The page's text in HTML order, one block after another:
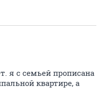
я с семьей прописана
квартире, а